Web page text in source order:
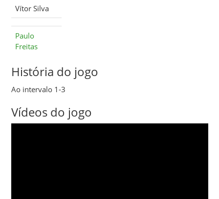
Vítor Silva
Paulo
Freitas
História do jogo
Ao intervalo 1-3
Vídeos do jogo